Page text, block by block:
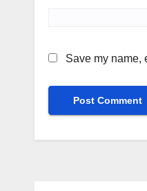
Save my name,